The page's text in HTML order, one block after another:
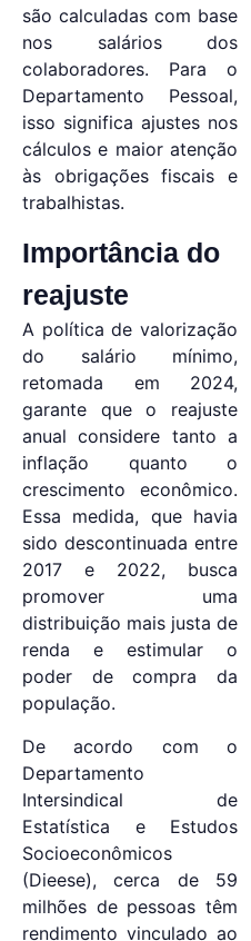
são calculadas com base
nos salários dos
colaboradores. Para o
Departamento Pessoal,
isso significa ajustes nos
cálculos e maior atenção
às obrigações fiscais e
trabalhistas.
Importância do
reajuste
A política de valorização
do salário mínimo,
retomada em 2024,
garante que o reajuste
anual considere tanto a
inflação quanto o
crescimento econômico.
Essa medida, que havia
sido descontinuada entre
2017 e 2022, busca
promover uma
distribuição mais justa de
renda e estimular o
poder de compra da
população.
De acordo com o
Departamento
Intersindical de
Estatística e Estudos
Socioeconômicos
(Dieese), cerca de 59
milhões de pessoas têm
rendimento vinculado ao